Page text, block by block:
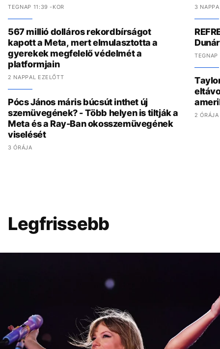
TEGNAP 11:39 -KOR
567 millió dolláros rekordbírságot
kapott a Meta, mert elmulasztotta a
gyerekek megfelelő védelmét a
platformjain
2 NAPPAL EZELŐTT
Pócs János máris búcsút inthet új
szemüvegének? - Több helyen is tiltják a
Meta és a Ray-Ban okosszemüvegének
viselését
3 ÓRÁJA
3
2 ÓRÁJA
Legfrissebb